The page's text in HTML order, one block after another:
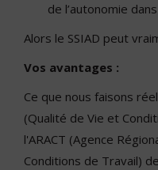
de l’autonomie
Alors le SSIAD peut
Vos avantages :
Ce que nous faisons
(Qualité de Vie et
l'ARACT (Agence
Conditions de Travail)